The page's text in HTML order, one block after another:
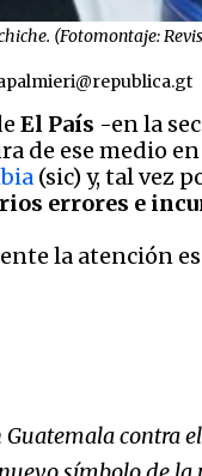
(Fotomontaje:
El País -en la
de ese medio
(sic) y, tal vez
errores e
la atención
Guatemala contra